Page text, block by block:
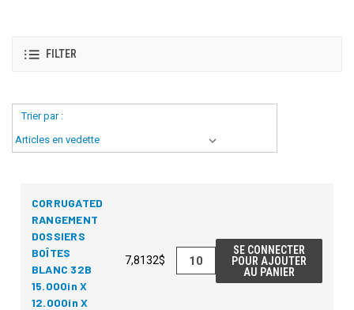
FILTER
Trier par :
CORRUGATED
RANGEMENT
DOSSIERS
BOÎTES
BLANC 32B
15.000in X
12.000in X
7,8132$
SE CONNECTER
POUR AJOUTER
AU PANIER